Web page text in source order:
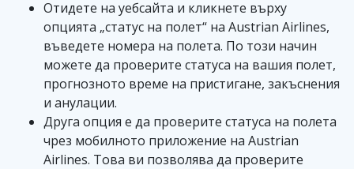
Отидете на уебсайта и кликнете върху
опцията „статус на полет“ на Austrian Airlines,
въведете номера на полета. По този начин
можете да проверите статуса на вашия полет,
прогнозното време на пристигане, закъснения
и анулации.
Друга опция е да проверите статуса на полета
чрез мобилното приложение на Austrian
Airlines. Това ви позволява да проверите